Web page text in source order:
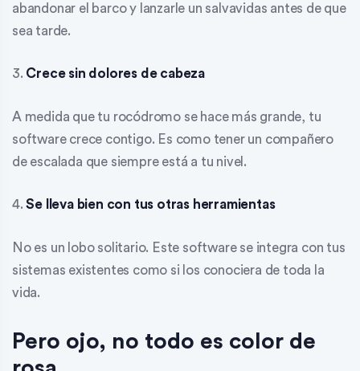
abandonar el barco y lanzarle un salvavidas antes de que
sea tarde.
3. Crece sin dolores de cabeza
A medida que tu rocódromo se hace más grande, tu
software crece contigo. Es como tener un compañero
de escalada que siempre está a tu nivel.
4.Se lleva bien con tus otras herramientas
No es un lobo solitario. Este software se integra con tus
sistemas existentes como si los conociera de toda la
vida.
Pero ojo, no todo es color de